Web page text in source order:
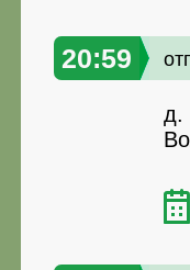
20:59
д.